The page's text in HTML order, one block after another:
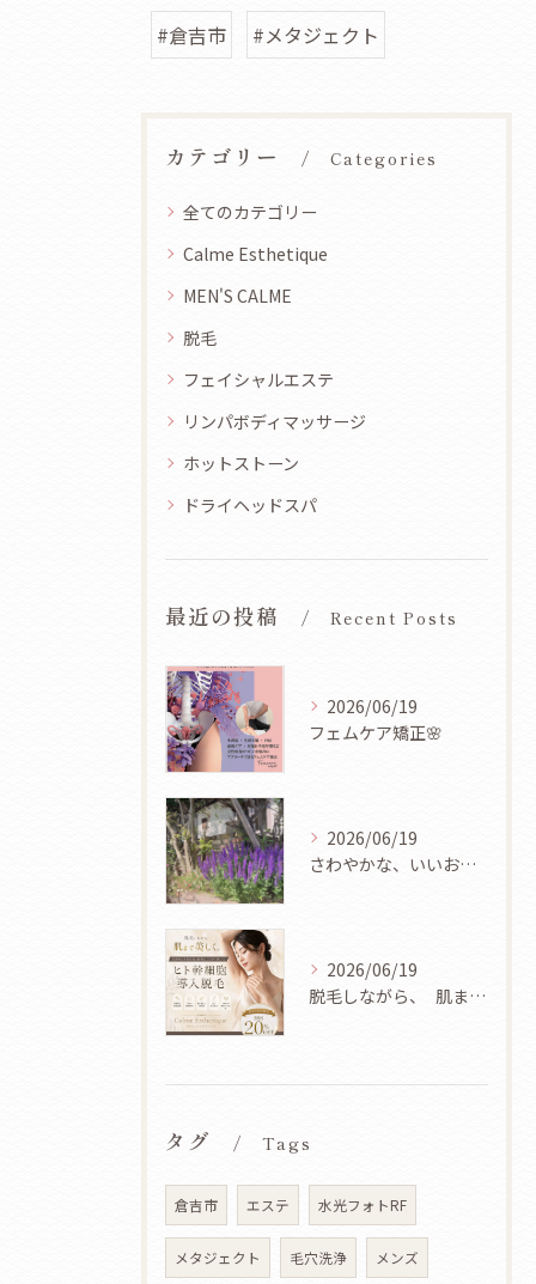
#倉吉市 #メタジェクト
カテゴリー Categories
全てのカテゴリー
Calme Esthetique
MEN'S CALME
脱毛
フェイシャルエステ
リンパボディマッサージ
ホットストーン
ドライヘッドスパ
最近の投稿 Recent Posts
2026/06/19
フェムケア矯正🌸
2026/06/19
さわやかな、いいお天気ですね🌿✨
2026/06/19
脱毛しながら、 肌まで美しく✨
タグ Tags
倉吉市 エステ 水光フォトRF
メタジェクト 毛穴洗浄 メンズ